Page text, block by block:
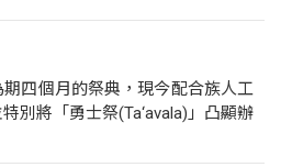
四個月的祭典，現今配合族人工
別將「勇士祭(Ta‘avala)」凸顯辦